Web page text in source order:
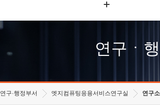
고객의소리
수의계약 현황
연구ㆍ
연구·행정부서 엣지컴퓨팅응용서비스연구실 연구